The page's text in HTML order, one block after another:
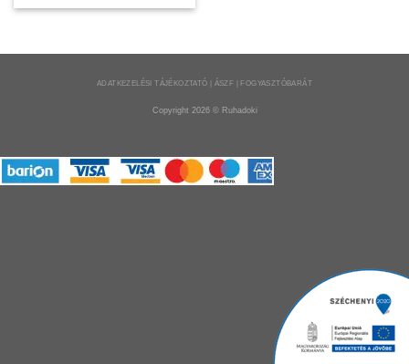
ADATKEZELÉSI TÁJÉKOZTATÓ | ÁSZF | FOGYASZTÓBARÁT
Copyright 2026 © Ruhadoki